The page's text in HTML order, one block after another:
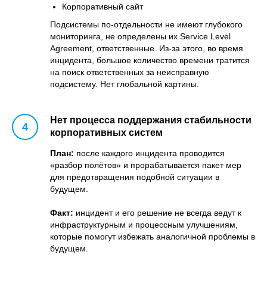
Корпоративный сайт
Подсистемы по-отдельности не имеют глубокого
мониторинга, не определены их Service Level
Agreement, ответственные. Из-за этого, во время
инцидента, большое количество времени тратится
на поиск ответственных за неисправную
подсистему. Нет глобальной картины.
Нет процесса поддержания стабильности
корпоративных систем
План: после каждого инцидента проводится
«разбор полётов» и прорабатывается пакет мер
для предотвращения подобной ситуации в
будущем.
Факт: инцидент и его решение не всегда ведут к
инфраструктурным и процессным улучшениям,
которые помогут избежать аналогичной проблемы в
будущем.